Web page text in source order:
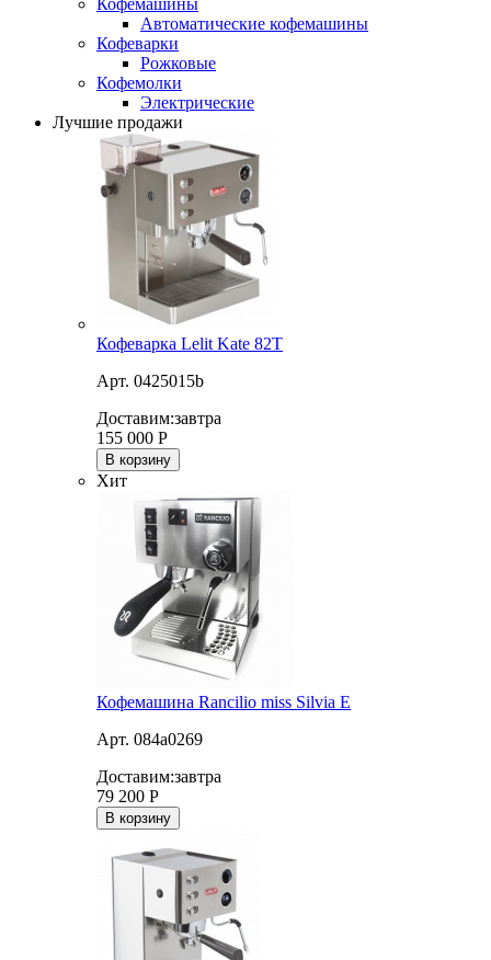
Кофемашины
Автоматические кофемашины
Кофеварки
Рожковые
Кофемолки
Электрические
Лучшие продажи
Кофеварка Lelit Kate 82T
Арт. 0425015b
Доставим:завтра
155 000 Р
В корзину
Хит
Кофемашина Rancilio miss Silvia E
Арт. 084a0269
Доставим:завтра
79 200 Р
В корзину